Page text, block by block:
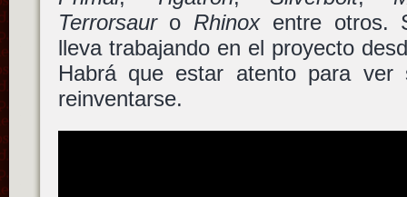
Terrorsauro Rhinoxentre otros.
lleva trabajando en el proyecto
Habrá que estar atento para
reinventarse.